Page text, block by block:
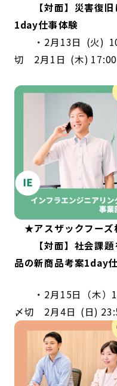
【対面】災害復旧
1day仕事体験
・2月13日 (火)
切 2月1日 (木) 17:00
★アスザックフーズ
【対面】社会課題
品の新商品考案1day
・2月15日（木）
〆切 2月4日 (日)